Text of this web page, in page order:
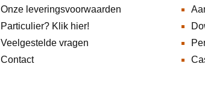
Onze leveringsvoorwaarden
Particulier? Klik hier!
Veelgestelde vragen
Contact